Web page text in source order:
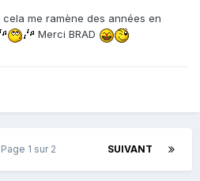
cela me ramène des années en
Merci BRAD
SUIVANT
Page 1 sur 2